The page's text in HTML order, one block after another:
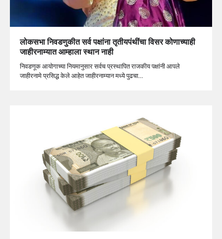
लोकसभा निवडणुकीत सर्व पक्षांना तृतीयपंथींचा विसर कोणाच्याही
जाहीरनाम्यात आम्हाला स्थान नाही
निवडणूक आयोगाच्या नियमानुसार सर्वच प्रस्थापित राजकीय पक्षांनी आपले
जाहीरनामे प्रसिद्ध केले आहेत जाहीरनाम्यान मध्ये पुढचा…